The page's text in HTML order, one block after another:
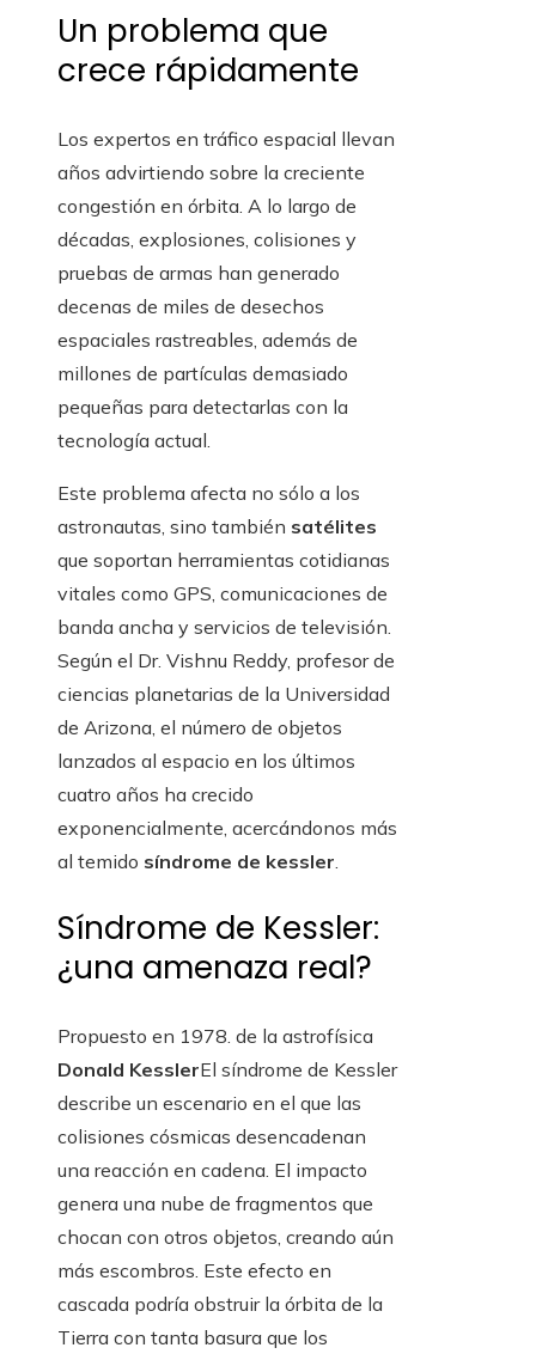
Un problema que
crece rápidamente
Los expertos en tráfico espacial llevan
años advirtiendo sobre la creciente
congestión en órbita. A lo largo de
décadas, explosiones, colisiones y
pruebas de armas han generado
decenas de miles de desechos
espaciales rastreables, además de
millones de partículas demasiado
pequeñas para detectarlas con la
tecnología actual.
Este problema afecta no sólo a los
astronautas, sino también satélites
que soportan herramientas cotidianas
vitales como GPS, comunicaciones de
banda ancha y servicios de televisión.
Según el Dr. Vishnu Reddy, profesor de
ciencias planetarias de la Universidad
de Arizona, el número de objetos
lanzados al espacio en los últimos
cuatro años ha crecido
exponencialmente, acercándonos más
al temido síndrome de kessler.
Síndrome de Kessler:
¿una amenaza real?
Propuesto en 1978. de la astrofísica
Donald KesslerEl síndrome de Kessler
describe un escenario en el que las
colisiones cósmicas desencadenan
una reacción en cadena. El impacto
genera una nube de fragmentos que
chocan con otros objetos, creando aún
más escombros. Este efecto en
cascada podría obstruir la órbita de la
Tierra con tanta basura que los